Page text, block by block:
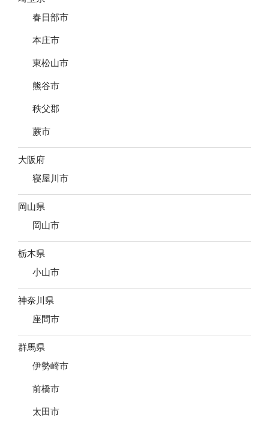
春日部市
本庄市
東松山市
熊谷市
秩父郡
蕨市
大阪府
寝屋川市
岡山県
岡山市
栃木県
小山市
神奈川県
座間市
群馬県
伊勢崎市
前橋市
太田市